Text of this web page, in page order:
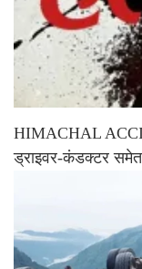
HIMACHAL
ड्राइवर-कंडक्टर